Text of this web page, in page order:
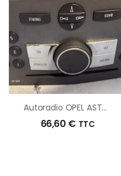
Autoradio OPEL ASTRA H PHASE 1 BREAK D’origine – 2006 – Occasion
66,60 € TTC